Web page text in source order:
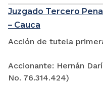
Juzgado Tercero
– Cauca
Acción de tutela
Accionante: Hernán
No. 76.314.424)